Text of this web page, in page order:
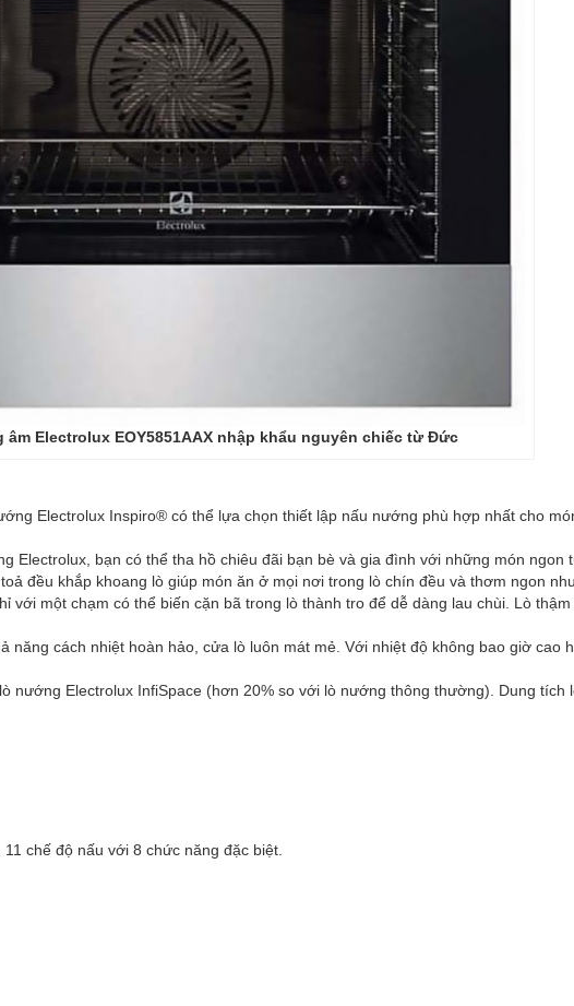
Electrolux EOY5851AAX nhập khẩu nguyên chiếc từ Đức
Electrolux Inspiro® có thể lựa chọn thiết lập nấu nướng phù hợp nhất cho
Electrolux, bạn có thể tha hồ chiêu đãi bạn bè và gia đình với những món ngon
đều khắp khoang lò giúp món ăn ở mọi nơi trong lò chín đều và thơm ngon
với một chạm có thể biến cặn bã trong lò thành tro để dễ dàng lau chùi. Lò
năng cách nhiệt hoàn hảo, cửa lò luôn mát mẻ. Với nhiệt độ không bao giờ cao
nướng Electrolux InfiSpace (hơn 20% so với lò nướng thông thường). Dung
chế độ nấu với 8 chức năng đặc biệt.